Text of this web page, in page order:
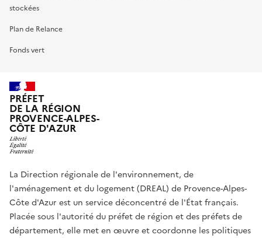
stockées
Plan de Relance
Fonds vert
PRÉFET
DE LA RÉGION
PROVENCE-ALPES-
CÔTE D'AZUR
La Direction régionale de l'environnement, de
l'aménagement et du logement (DREAL) de Provence-Alpes-
Côte d'Azur est un service déconcentré de l'État français.
Placée sous l'autorité du préfet de région et des préfets de
département, elle met en œuvre et coordonne les politiques